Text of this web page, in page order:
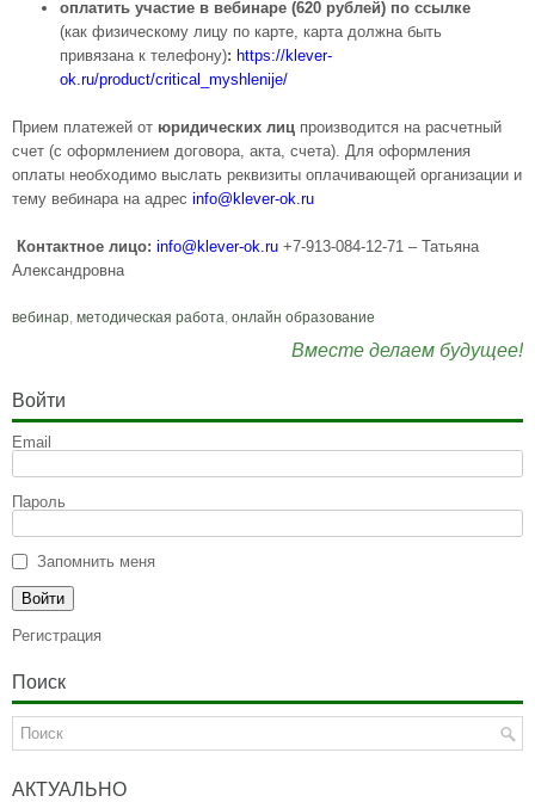
оплатить участие в вебинаре (620 рублей) по ссылке
(как физическому лицу по карте, карта должна быть
привязана к телефону): https://klever-
ok.ru/product/critical_myshlenije/
Прием платежей от юридических лиц производится на расчетный
счет (с оформлением договора, акта, счета). Для оформления
оплаты необходимо выслать реквизиты оплачивающей организации и
тему вебинара на адрес info@ klever-ok.ru
Контактное лицо: info@ klever-ok.ru +7-913-084-12-71 – Татьяна
Александровна
вебинар, методическая работа, онлайн образование
Вместе делаем будущее!
Войти
Email
Пароль
Запомнить меня
Регистрация
Поиск
АКТУАЛЬНО